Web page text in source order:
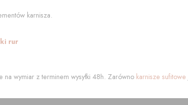
karnisza.
rur
na wymiar z terminem wysyłki 48h. Zarówno karnisze sufitowe